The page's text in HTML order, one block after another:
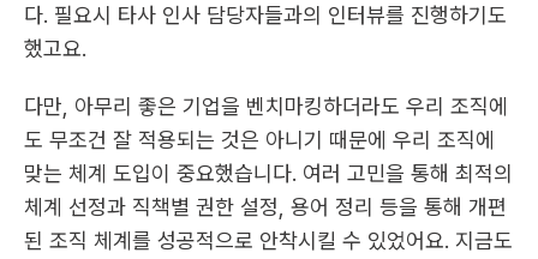
다. 필요시 타사 인사 담당자들과의 인터뷰를 진행하기도
했고요.
다만, 아무리 좋은 기업을 벤치마킹하더라도 우리 조직에
도 무조건 잘 적용되는 것은 아니기 때문에 우리 조직에
맞는 체계 도입이 중요했습니다. 여러 고민을 통해 최적의
체계 선정과 직책별 권한 설정, 용어 정리 등을 통해 개편
된 조직 체계를 성공적으로 안착시킬 수 있었어요. 지금도